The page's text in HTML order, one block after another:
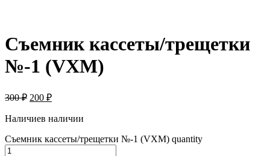
Съемник кассеты/трещетки
№-1 (VXM)
300₽ 200 ₽
Наличиев наличии
Съемник кассеты/трещетки №-1 (VXM) quantity